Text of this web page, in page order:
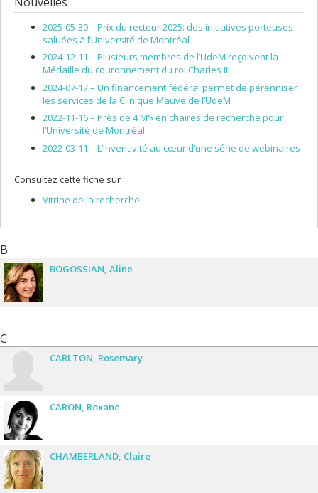
2025-05-30 – Prix du recteur 2025: des initiatives porteuses
saluées à l’Université de Montréal
2024-12-11 – Plusieurs membres de l’UdeM reçoivent la
Médaille du couronnement du roi Charles III
2024-07-17 – Un financement fédéral permet de pérenniser
les services de la Clinique Mauve de l’UdeM
2022-11-16 – Près de 4 M$ en chaires de recherche pour
l’Université de Montréal
2022-03-11 – L’inventivité au cœur d’une série de webinaires
Consultez cette fiche sur :
Vitrine de la recherche
B
BOGOSSIAN Aline
C
CARLTON Rosemary
CARON Roxane
CHAMBERLAND Claire